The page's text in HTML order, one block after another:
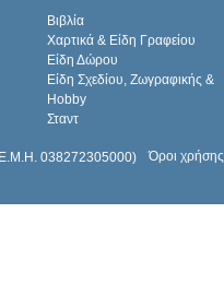
Βιβλία
Χαρτικά & Είδη Γραφείου
Είδη Δώρου
Είδη Σχεδίου, Ζωγραφικής &
Hobby
Σταντ
038272305000)
Όροι χρήσης